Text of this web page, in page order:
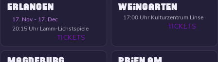
ERLANGEN
17. Nov - 17. Dec
20:15 Uhr Lamm-Lichstspiele
TICKETS
WEINGARTEN
17:00 Uhr Kulturzentrum Linse
TICKETS